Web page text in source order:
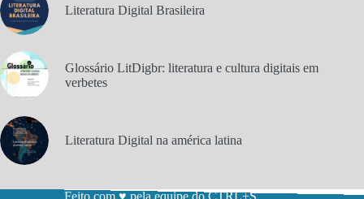
Literatura Digital Brasileira
Glossário LitDigbr: literatura e cultura digitais em
verbetes
Literatura Digital na américa latina
Feito com ♥ pela equipe do CTRL+S